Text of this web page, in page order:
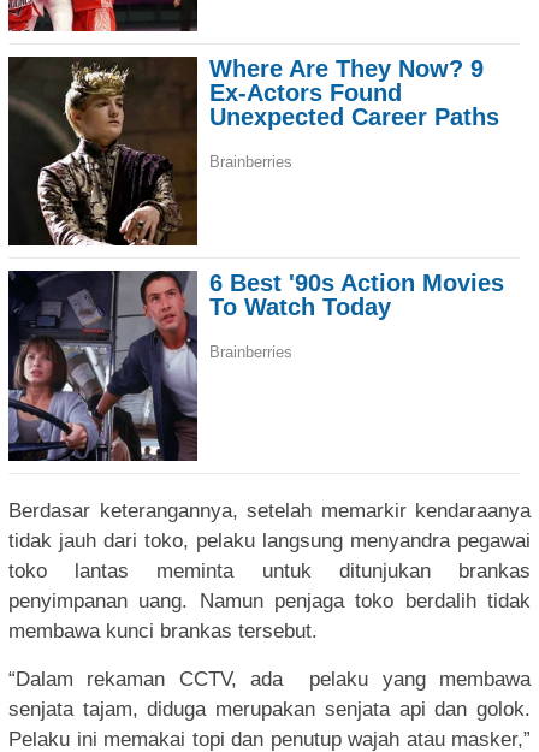
Berdasar keterangannya, setelah memarkir kendaraanya
tidak jauh dari toko, pelaku langsung menyandra pegawai
toko lantas meminta untuk ditunjukan brankas
penyimpanan uang. Namun penjaga toko berdalih tidak
membawa kunci brankas tersebut.
“Dalam rekaman CCTV, ada pelaku yang membawa
senjata tajam, diduga merupakan senjata api dan golok.
Pelaku ini memakai topi dan penutup wajah atau masker,”